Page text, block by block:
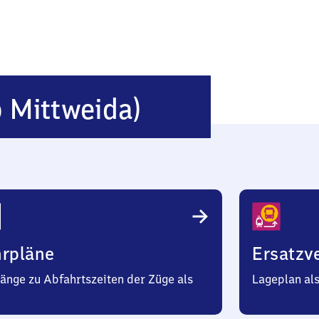
Mittweida)
(bei
Mittweida)
zu Abfahrtszeiten der Züge als Lageplan